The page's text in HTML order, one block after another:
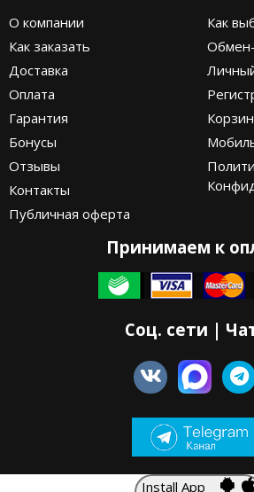
О компании
Как заказать
Доставка
Оплата
Гарантия
Бонусы
Отзывы
Контакты
Публичная оферта
Как
Принимаем к
Соц. сети |
Install App